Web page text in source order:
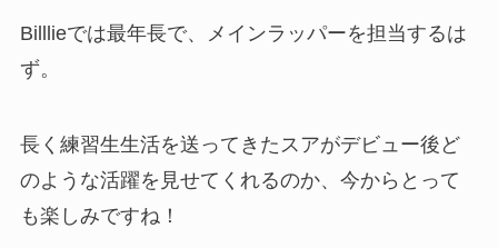
Billlieでは最年長で、メインラッパーを担当するは
ず。
長く練習生生活を送ってきたスアがデビュー後ど
のような活躍を見せてくれるのか、今からとって
も楽しみですね！